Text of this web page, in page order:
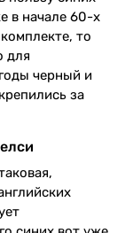
в начале 60-х
то
для
черный и
за